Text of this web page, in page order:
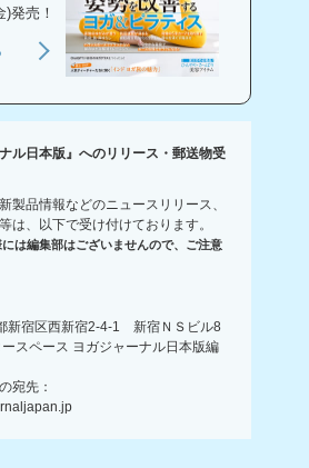
発売！
ル日本版』へのリリース・郵送物受
製品情報などのニュースリリース、
は、以下で受け付けております。
は編集部はございませんので、ご注意
新宿区西新宿2-4-1 新宿ＮＳビル8
スペース ヨガジャーナル日本版編
宛先：